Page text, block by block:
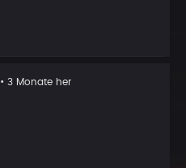
• 3 Monate her